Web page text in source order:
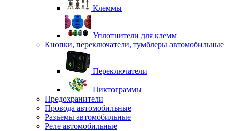
Клеммы
Уплотнители для клемм
Кнопки, переключатели, тумблеры автомобильные
Переключатели
Пиктограммы
Предохранители
Провода автомобильные
Разъемы автомобильные
Реле автомобильные